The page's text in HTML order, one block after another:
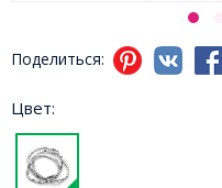
Поделиться:
Цвет: